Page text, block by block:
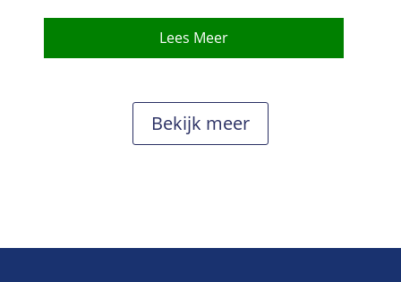
Lees Meer
Bekijk meer